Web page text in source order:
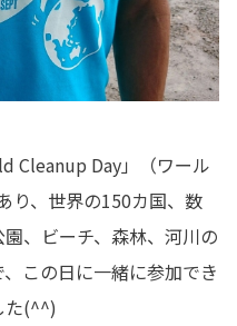
Cleanup Day」（ワール
り、世界の150カ国、数
、ビーチ、森林、河川の
この日に一緒に参加でき
た(^^)